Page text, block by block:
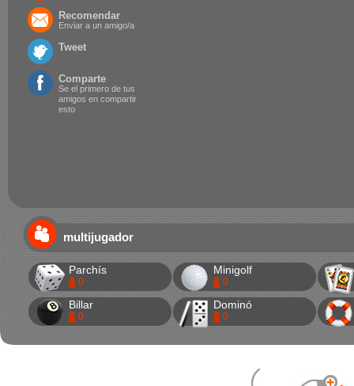
Recomendar
Enviar a un amigo/a
Tweet
Comparte
Se el primero de tus
amigos en compartir
esto
multijugador
Parchís
0
Billar
0
Minigolf
0
Dominó
0